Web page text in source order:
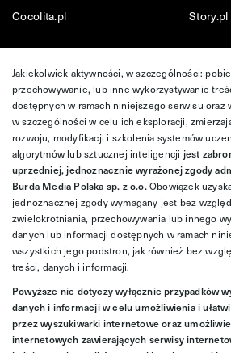
Cocolita.pl
Story.pl
Jakiekolwiek aktywności, w szczególności:
przechowywanie, lub inne wykorzystywanie
dostępnych w ramach niniejszego serwisu oraz
w szczególności w celu ich eksploracji,
rozwoju, modyfikacji i szkolenia systemów
algorytmów lub sztucznej inteligencji jest
uprzedniej, jednoznacznie wyrażonej zgody
Burda Media Polska sp. z o.o.Obowiązek
jednoznacznej zgody wymagany jest bez
zwielokrotniania, przechowywania lub innego
danych lub informacji dostępnych w ramach
wszystkich jego podstron, jak również bez
treści, danych i informacji.
Powyższe nie dotyczy wyłącznie przypadków
danych i informacji w celu umożliwienia i
przez wyszukiwarki internetowe oraz
internetowych zawierających serwisy